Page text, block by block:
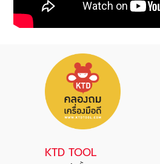
KTD TOOL